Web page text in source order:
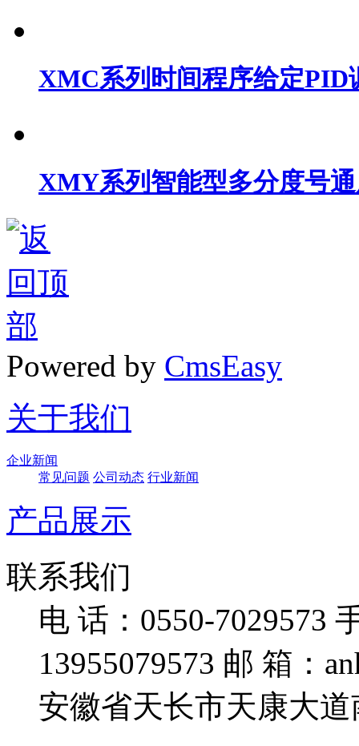
XMC系列时间程序给定PID
XMY系列智能型多分度号
Powered by CmsEasy
关于我们
企业新闻
常见问题 公司动态 行业新闻
产品展示
联系我们
电 话：0550-7029573
13955079573 邮 箱：
安徽省天长市天康大